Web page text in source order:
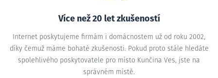
Více než 20 let zkušeností
Internet poskytujeme firmám i domácnostem už od roku 2002,
díky čemuž máme bohaté zkušenosti. Pokud proto stále hledáte
spolehlivého poskytovatele pro místo Kunčina Ves, jste na
správném místě.